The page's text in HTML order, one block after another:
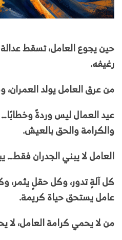
حين يجوع العامل، تسقط
رغيفه.
من عرق العامل يولد العمران،
عيد العمال ليس وردةً
والكرامة والحق بالعيش.
العامل لا يبني الجدران فقط…
كل آلةٍ تدور، وكل حقلٍ
عامل يستحق حياة كريمة.
من لا يحمي كرامة العامل،